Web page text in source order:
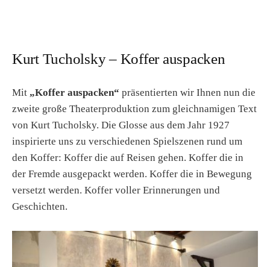
Kurt Tucholsky – Koffer auspacken
Mit „Koffer auspacken“ präsentierten wir Ihnen nun die
zweite große Theaterproduktion zum gleichnamigen Text
von Kurt Tucholsky. Die Glosse aus dem Jahr 1927
inspirierte uns zu verschiedenen Spielszenen rund um
den Koffer: Koffer die auf Reisen gehen. Koffer die in
der Fremde ausgepackt werden. Koffer die in Bewegung
versetzt werden. Koffer voller Erinnerungen und
Geschichten.